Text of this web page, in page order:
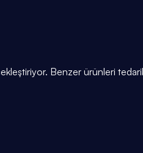
Benzer ürünleri